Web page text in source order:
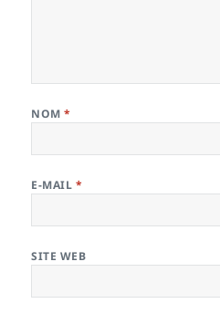
NOM*
E-MAIL *
SITE WEB